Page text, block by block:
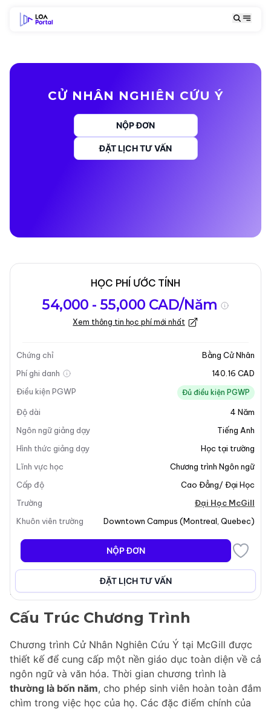
CỬ NHÂN NGHIÊN CỨU Ý
NỘP ĐƠN
ĐẶT LỊCH TƯ VẤN
chương trình
Học
Kỳ nhập học
Cập nhật lần cuối vào 05-01-2026
Tổng quan về chương trình
Tổng Quan Chương Trình
Chương trình
tại Đại Học
McGill cung cấp cho sinh viên một cái nhìn toàn diện
về các truyền thống và tác phẩm cổ điển của Ý, đồng
thời khám phá sự phong phú và đa dạng của văn hóa
Ý đương đại. Chương trình này nhấn mạnh vai trò quan
trọng của nền văn minh Ý trong việc hình thành các
giá trị và quan điểm phương Tây. Sinh viên không chỉ
tham gia vào lịch sử sôi động của Ý mà còn phát triển
trình đào tạo nghiêm ngặt. Vào cuối khóa học, các
sinh viên tốt nghiệp sẽ có hiểu biết sâu sắc về cả ngôn
ngữ và văn hóa Ý, nâng cao cuộc sống cá nhân và
nghề nghiệp của họ.
Cấu Trúc Chương Trình
Chương trình Cử Nhân Nghiên Cứu Ý tại McGill được
thiết kế để cung cấp một nền giáo dục toàn diện về cả
ngôn ngữ và văn hóa. Thời gian chương trình là
thường là bốn năm, cho phép sinh viên hoàn toàn đắm
chìm trong việc học của họ. Các đặc điểm chính của
HỌC PHÍ ƯỚC TÍNH
54,000 - 55,000 CAD/Năm
Xem thông tin học phí mới nhất
Chứng chỉ
Bằng Cử Nhân
Phí ghi danh
140.16 CAD
Điều kiện PGWP
Đủ điều kiện PGWP
Độ dài 4 Năm
Ngôn ngữ giảng dạy
Tiếng Anh
Hình thức giảng dạy
Học tại trường
Lĩnh vực học
Chương trình Ngôn ngữ
Cấp độ
Cao Đẳng/ Đại Học
Trường
Đại Học McGill
Khuôn viên trường
Downtown Campus (Montreal Quebec)
NỘP ĐƠN
ĐẶT LỊCH TƯ VẤN